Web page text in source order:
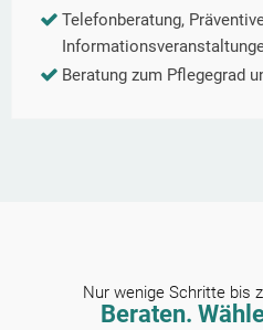
Telefonberatung,
Beratung zum Pflegegrad
Nur wenige Schritte bis
Beraten.